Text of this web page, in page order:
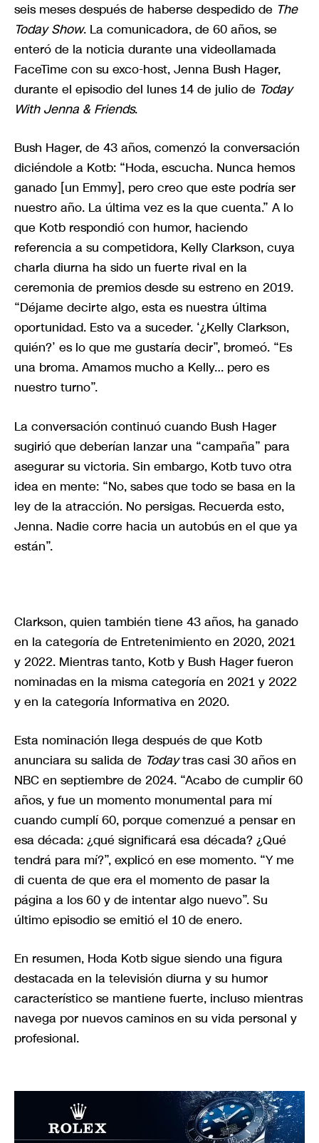
seis meses después de haberse despedido de The
Today Show. La comunicadora, de 60 años, se
enteró de la noticia durante una videollamada
FaceTime con su exco-host, Jenna Bush Hager,
durante el episodio del lunes 14 de julio de Today
With Jenna & Friends.
Bush Hager, de 43 años, comenzó la conversación
diciéndole a Kotb: “Hoda, escucha. Nunca hemos
ganado [un Emmy], pero creo que este podría ser
nuestro año. La última vez es la que cuenta.” A lo
que Kotb respondió con humor, haciendo
referencia a su competidora, Kelly Clarkson, cuya
charla diurna ha sido un fuerte rival en la
ceremonia de premios desde su estreno en 2019.
“Déjame decirte algo, esta es nuestra última
oportunidad. Esto va a suceder. ‘¿Kelly Clarkson,
quién?’ es lo que me gustaría decir”, bromeó. “Es
una broma. Amamos mucho a Kelly… pero es
nuestro turno”.
La conversación continuó cuando Bush Hager
sugirió que deberían lanzar una “campaña” para
asegurar su victoria. Sin embargo, Kotb tuvo otra
idea en mente: “No, sabes que todo se basa en la
ley de la atracción. No persigas. Recuerda esto,
Jenna. Nadie corre hacia un autobús en el que ya
están”.
Clarkson, quien también tiene 43 años, ha ganado
en la categoría de Entretenimiento en 2020, 2021
y 2022. Mientras tanto, Kotb y Bush Hager fueron
nominadas en la misma categoría en 2021 y 2022
y en la categoría Informativa en 2020.
Esta nominación llega después de que Kotb
anunciara su salida de Todaytras casi 30 años en
NBC en septiembre de 2024. “Acabo de cumplir 60
años, y fue un momento monumental para mí
cuando cumplí 60, porque comenzué a pensar en
esa década: ¿qué significará esa década? ¿Qué
tendrá para mí?”, explicó en ese momento. “Y me
di cuenta de que era el momento de pasar la
página a los 60 y de intentar algo nuevo”. Su
último episodio se emitió el 10 de enero.
En resumen, Hoda Kotb sigue siendo una figura
destacada en la televisión diurna y su humor
característico se mantiene fuerte, incluso mientras
navega por nuevos caminos en su vida personal y
profesional.